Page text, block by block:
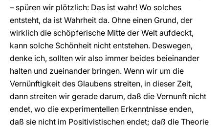
– spüren wir plötzlich: Das ist wahr! Wo solches
entsteht, da ist Wahrheit da. Ohne einen Grund, der
wirklich die schöpferische Mitte der Welt aufdeckt,
kann solche Schönheit nicht entstehen. Deswegen,
denke ich, sollten wir also immer beides beieinander
halten und zueinander bringen. Wenn wir um die
Vernünftigkeit des Glaubens streiten, in dieser Zeit,
dann streiten wir gerade darum, daß die Vernunft nicht
endet, wo die experimentellen Erkenntnisse enden,
daß sie nicht im Positivistischen endet; daß die Theorie